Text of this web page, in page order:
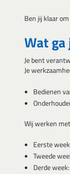
Ben jij klaar
Wat ga
Je bent
Je
Bedienen
Wij werken
Eerste
Tweede
Derde